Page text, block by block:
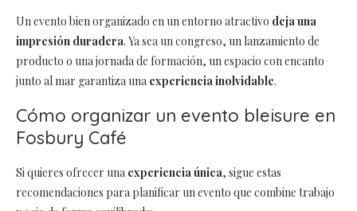
Un evento bien organizado en un entorno atractivo deja una
impresión duradera. Ya sea un congreso, un lanzamiento de
producto o una jornada de formación, un espacio con encanto
junto al mar garantiza una experiencia inolvidable.
Cómo organizar un evento bleisure en
Fosbury Café
Si quieres ofrecer una experiencia única, sigue estas
recomendaciones para planificar un evento que combine trabajo